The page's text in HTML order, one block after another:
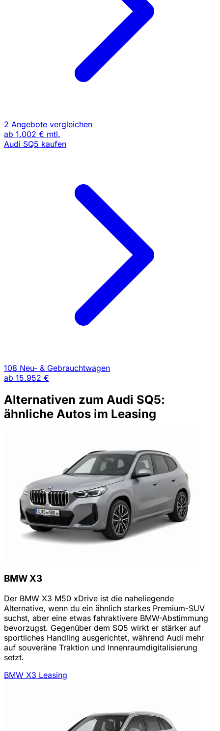
2 Angebote vergleichen
ab 1.002 € mtl.
Audi SQ5 kaufen
108 Neu- & Gebrauchtwagen
ab 15.952 €
Alternativen zum Audi SQ5:
ähnliche Autos im Leasing
BMW X3
Der BMW X3 M50 xDrive ist die naheliegende
Alternative, wenn du ein ähnlich starkes Premium-SUV
suchst, aber eine etwas fahraktivere BMW-Abstimmung
bevorzugst. Gegenüber dem SQ5 wirkt er stärker auf
sportliches Handling ausgerichtet, während Audi mehr
auf souveräne Traktion und Innenraumdigitalisierung
setzt.
BMW X3 Leasing